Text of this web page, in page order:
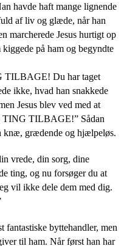
havde haft mange lignende
af liv og glæde, når han
marcherede Jesus hurtigt op
på ham og begyndte
TILBAGE! Du har taget
ikke, hvad han snakkede
Jesus blev ved med at
TILBAGE!” Sådan
knæ, grædende og hjælpeløs.
vrede, din sorg, dine
ting, og nu forsøger du at
vil ikke dele dem med dig.
fantastiske byttehandler, men
til ham. Når først han har